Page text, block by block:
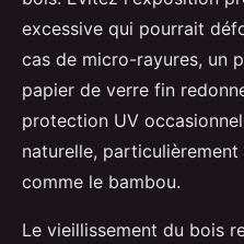
excessive qui pourrait
cas de micro-rayures, un
papier de verre fin
protection UV
naturelle,
comme le bambou.
Le vieillissement du bois